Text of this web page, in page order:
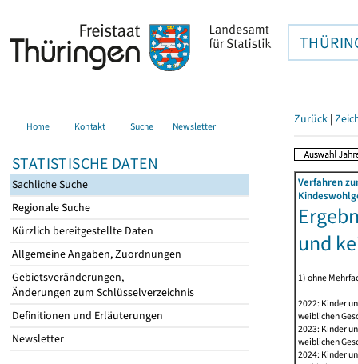
Home Kontakt Suche Newsletter
STATISTISCHE DATEN
Sachliche Suche
Regionale Suche
Kürzlich bereitgestellte Daten
Allgemeine Angaben, Zuordnungen
Gebietsveränderungen,
Änderungen zum Schlüsselverzeichnis
Definitionen und Erläuterungen
Newsletter
Zurück |
Verfahren
und
1) ohne
2022: Kinder
weiblichen
2023: Kinder
weiblichen
2024: Kinder